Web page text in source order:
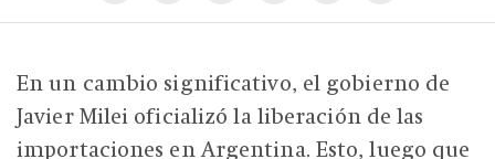
En un cambio significativo, el gobierno de
Javier Milei oficializó la liberación de las
importaciones en Argentina. Esto, luego que